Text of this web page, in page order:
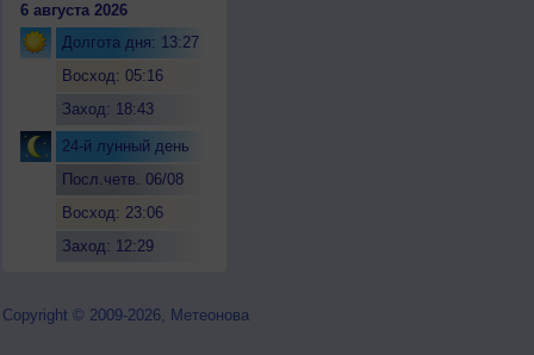
6 августа 2026
Долгота дня: 13:27
Восход: 05:16
Заход: 18:43
24-й лунный день
Посл.четв. 06/08
Восход: 23:06
Заход: 12:29
Copyright © 2009-2026, Метеонова